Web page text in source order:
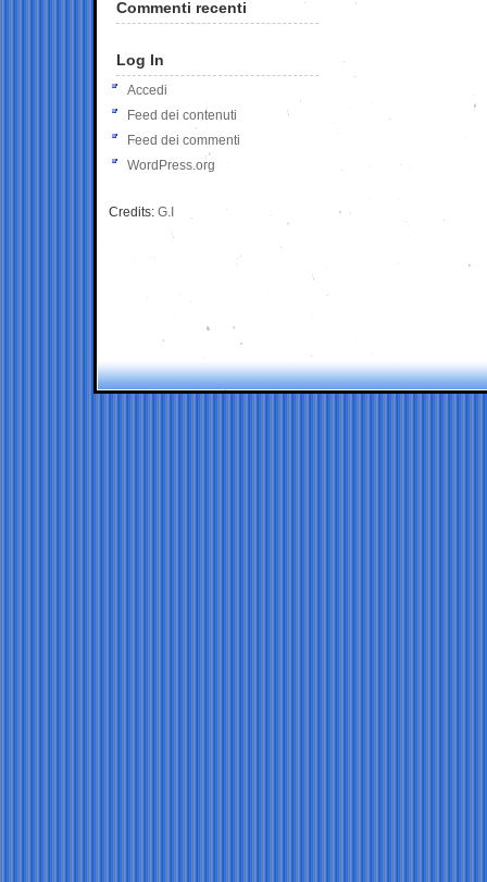
Commenti recenti
Log In
Accedi
Feed dei contenuti
Feed dei commenti
WordPress.org
Credits: G.I